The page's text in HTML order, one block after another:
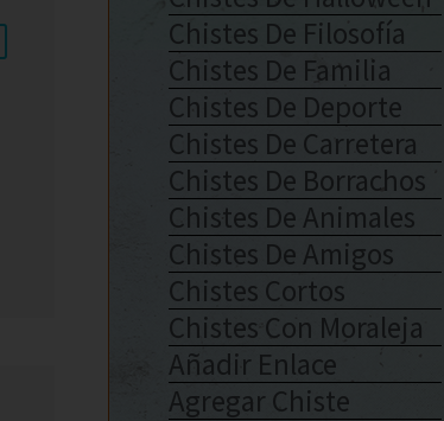
Chistes De Filosofía
Chistes De Familia
Chistes De Deporte
Chistes De Carretera
Chistes De Borrachos
Chistes De Animales
Chistes De Amigos
Chistes Cortos
Chistes Con Moraleja
Añadir Enlace
Agregar Chiste